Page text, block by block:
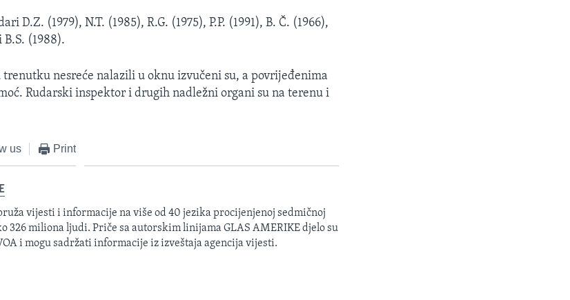
D.Z. (1979), N.T. (1985), R.G. (1975), P.P. (1991), B. Č. (1966),
B.S. (1988).
trenutku nesreće nalazili u oknu izvučeni su, a povrijeđenima
Rudarski inspektor i drugih nadležni organi su na terenu i
us Print
vijesti i informacije na više od 40 jezika procijenjenoj sedmičnoj
326 miliona ljudi. Priče sa autorskim linijama GLAS AMERIKE djelo su
i mogu sadržati informacije iz izveštaja agencija vijesti.